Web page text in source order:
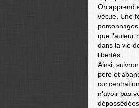
On apprend
vécue. Une
que l'auteur
dans la vie
libertés.
Ainsi,
père et
n'avoir pas